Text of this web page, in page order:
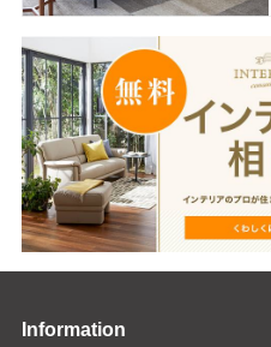
Information